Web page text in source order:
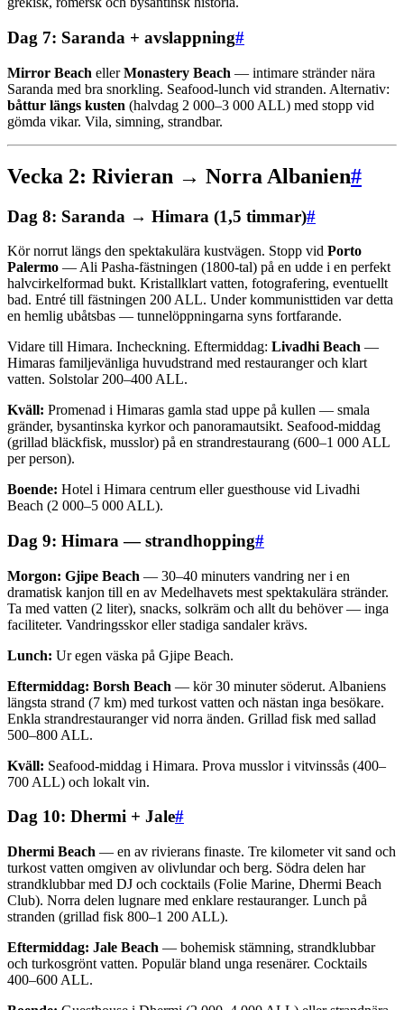
Dag 7: Saranda + avslappning#
Mirror Beach ellerMonastery Beach — intimare stränder nära
Saranda med bra snorkling. Seafood-lunch vid stranden. Alternativ:
båttur längs kusten (halvdag 2 000–3 000 ALL) med stopp vid
gömda vikar. Vila, simning, strandbar.
Vecka 2: Rivieran → Norra Albanien#
Dag 8: Saranda → Himara (1,5 timmar)#
Kör norrut längs den spektakulära kustvägen. Stopp vid Porto
Palermo — Ali Pasha-fästningen (1800-tal) på en udde i en perfekt
halvcirkelformad bukt. Kristallklart vatten, fotografering, eventuellt
bad. Entré till fästningen 200 ALL. Under kommunisttiden var detta
en hemlig ubåtsbas — tunnelöppningarna syns fortfarande.
Vidare till Himara. Incheckning. Eftermiddag: Livadhi Beach —
Himaras familjevänliga huvudstrand med restauranger och klart
vatten. Solstolar 200–400 ALL.
Kväll: Promenad i Himaras gamla stad uppe på kullen — smala
gränder, bysantinska kyrkor och panoramautsikt. Seafood-middag
(grillad bläckfisk, musslor) på en strandrestaurang (600–1 000 ALL
per person).
Boende: Hotel i Himara centrum eller guesthouse vid Livadhi
Beach (2 000–5 000 ALL).
Dag 9: Himara — strandhopping#
Morgon: Gjipe Beach — 30–40 minuters vandring ner i en
dramatisk kanjon till en av Medelhavets mest spektakulära stränder.
Ta med vatten (2 liter), snacks, solkräm och allt du behöver — inga
faciliteter. Vandringsskor eller stadiga sandaler krävs.
Lunch: Ur egen väska på Gjipe Beach.
Eftermiddag: Borsh Beach — kör 30 minuter söderut. Albaniens
längsta strand (7 km) med turkost vatten och nästan inga besökare.
Enkla strandrestauranger vid norra änden. Grillad fisk med sallad
500–800 ALL.
Kväll: Seafood-middag i Himara. Prova musslor i vitvinssås (400–
700 ALL) och lokalt vin.
Dag 10: Dhermi + Jale#
Dhermi Beach — en av rivierans finaste. Tre kilometer vit sand och
turkost vatten omgiven av olivlundar och berg. Södra delen har
strandklubbar med DJ och cocktails (Folie Marine, Dhermi Beach
Club). Norra delen lugnare med enklare restauranger. Lunch på
stranden (grillad fisk 800–1 200 ALL).
Eftermiddag: Jale Beach — bohemisk stämning, strandklubbar
och turkosgrönt vatten. Populär bland unga resenärer. Cocktails
400–600 ALL.